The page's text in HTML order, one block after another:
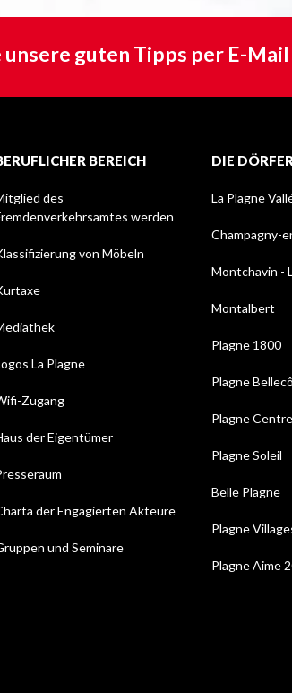
unsere guten Tipps per E-Mail
BEREICH
des
werden
von Möbeln
La Plagne
Zugang
der Eigentümer
der Engagierten Akteure
und Seminare
DIE
La Plagne
Champagny-
Montchavin -
Montalbert
Plagne 1800
Plagne
Plagne Centre
Plagne Soleil
Belle Plagne
Plagne
Plagne Aime